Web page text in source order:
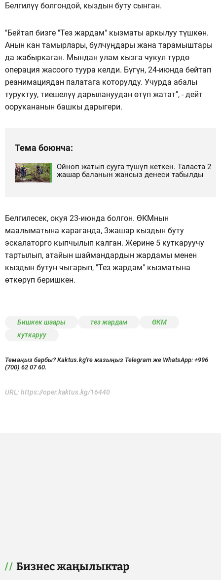
Белгилүү болгондой, кыздын буту сынган.
"Бейтап бизге "Тез жардам" кызматы аркылуу түшкөн.
Анын кан тамырлары, булчуңдары жана тарамыштары
да жабыркаган. Мындан улам кызга чукул түрдө
операция жасоого туура келди. Бүгүн, 24-июнда бейтап
реанимациядан палатага которулду. Учурда абалы
туруктуу, тиешелүү дарылануудан өтүп жатат", - дейт
оорукананын башкы дарыгери.
Тема боюнча:
Ойноп жатып сууга түшүп кеткен. Таласта 2
жашар баланын жансыз денеси табылды
Белгилесек, окуя 23-июнда болгон. ӨКМнын
маалыматына караганда, 3жашар кыздын буту
эскалаторго кыпчылып калган. Жерине 5 куткаруучу
тартылып, атайын шаймандардын жардамы менен
кыздын бутун чыгарып, "Тез жардам" кызматына
өткөрүп беришкен.
Бишкек шаары тез жардам
ӨКМ
куткаруу
Темаңыз барбы? Kaktus.kg'ге жазыңыз Telegram же WhatsApp: +996
(700) 62 07 60.
URL: https://oper.kaktus.kg/16440
Бизнес жаңылыктар